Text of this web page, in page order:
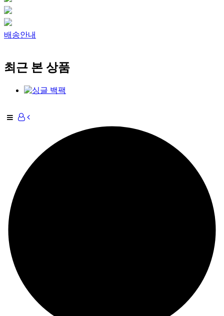
배송안내
최근 본 상품